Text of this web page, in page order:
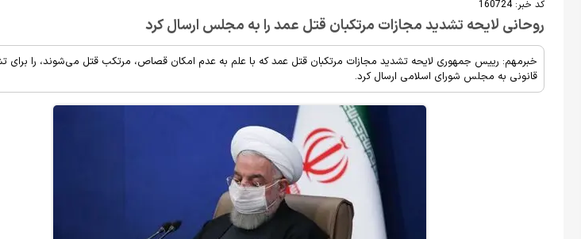
کد خبر:160724
روحانی لایحه تشدید مجازات مرتکبان قتل عمد را به مجلس ارسال کرد
خبرمهم: رییس جمهوری لایحه تشدید مجازات مرتکبان قتل عمد که با علم به عدم امکان قصاص، ‌مرتکب قتل می‌شوند، را برای
قانونی به مجلس شورای اسلامی ارسال کرد.